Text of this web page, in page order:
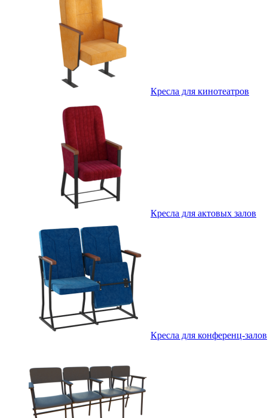
Кресла для кинотеатров
Кресла для актовых залов
Кресла для конференц-залов